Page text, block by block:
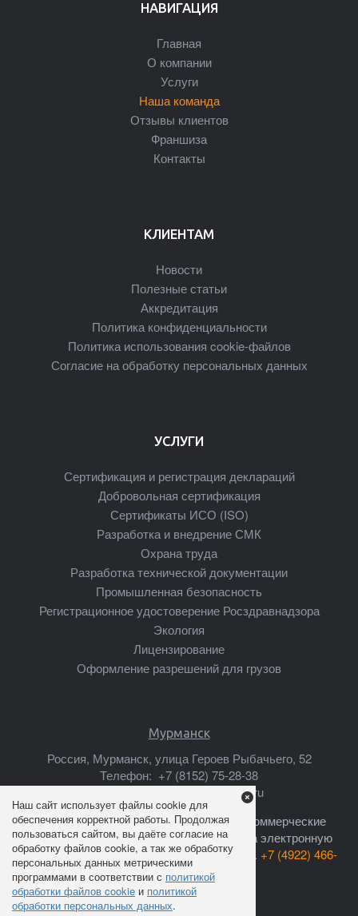
НАВИГАЦИЯ
Главная
О компании
Услуги
Наша команда
Отзывы клиентов
Франшиза
Контакты
КЛИЕНТАМ
Новости
Полезные статьи
Аккредитация
Политика конфиденциальности
Политика использования cookie-файлов
Согласие на обработку персональных данных
УСЛУГИ
Сертификация и регистрация деклараций
Добровольная сертификация
Сертификаты ИСО (ISO)
Разработка и внедрение СМК
Охрана труда
Разработка технической документации
Промышленная безопасность
Регистрационное удостоверение Росздравнадзора
Экология
Лицензирование
Оформление разрешений для грузов
Мурманск
Россия, Мурманск, улица Героев Рыбачьего, 52
Телефон: +7 (8152) 75-28-38
murmansk@mscsert.ru
Ваши предложения о сотрудничестве, коммерческие
предложения, прайс-листы высылайте на электронную
почту:info@mscsert.ruили звоните по тел. +7 (4922) 466-
301
Наш сайт использует файлы cookie для
обеспечения корректной работы. Продолжая
пользоваться сайтом, вы даёте согласие на
обработку файлов cookie, а так же обработку
персональных данных метрическими
программами в соответствии с политикой
обработки файлов cookie и политикой
обработки персональных данных.